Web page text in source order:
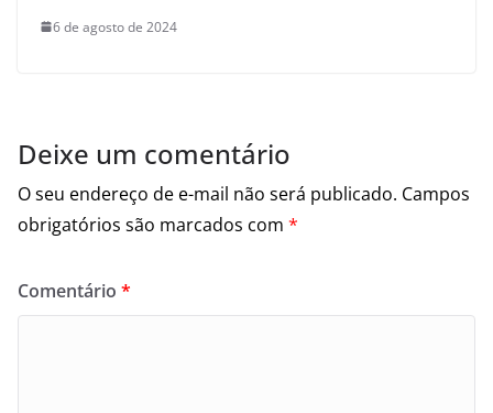
6 de agosto de 2024
Deixe um comentário
O seu endereço de e-mail não será publicado. Campos
obrigatórios são marcados com *
Comentário *